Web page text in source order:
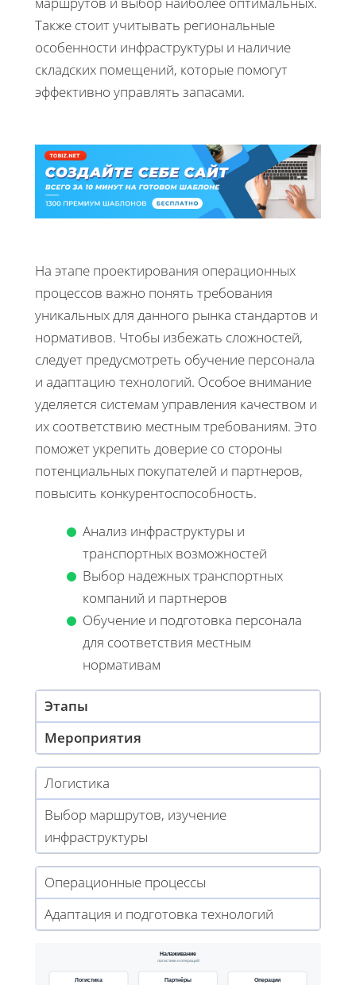
Также стоит учитывать региональные
особенности инфраструктуры и наличие
складских помещений, которые помогут
эффективно управлять запасами.
На этапе проектирования операционных
процессов важно понять требования
уникальных для данного рынка стандартов и
нормативов. Чтобы избежать сложностей,
следует предусмотреть обучение персонала
и адаптацию технологий. Особое внимание
уделяется системам управления качеством и
их соответствию местным требованиям. Это
поможет укрепить доверие со стороны
потенциальных покупателей и партнеров,
повысить конкурентоспособность.
Анализ инфраструктуры и
транспортных возможностей
Выбор надежных транспортных
компаний и партнеров
Обучение и подготовка персонала
для соответствия местным
нормативам
Этапы
Мероприятия
Логистика
Выбор маршрутов, изучение
инфраструктуры
Операционные процессы
Адаптация и подготовка технологий
Логистика Партнёры Операции
Налаживание
логистики и операций